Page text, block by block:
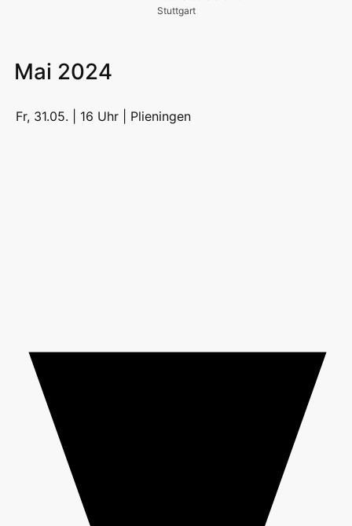
Stuttgart
Mai 2024
Fr, 31.05. | 16 Uhr | Plieningen